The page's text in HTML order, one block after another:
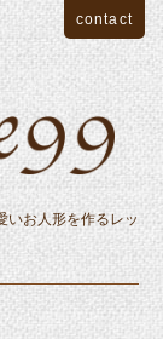
いお人形を作るレッ
contact